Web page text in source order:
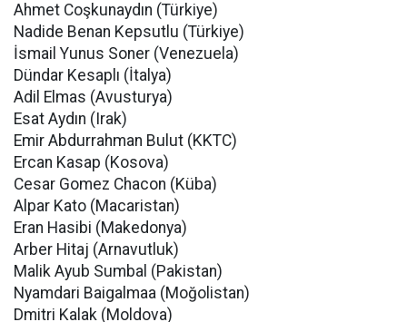
Ahmet Coşkunaydın (Türkiye)
Nadide Benan Kepsutlu (Türkiye)
İsmail Yunus Soner (Venezuela)
Dündar Kesaplı (İtalya)
Adil Elmas (Avusturya)
Esat Aydın (Irak)
Emir Abdurrahman Bulut (KKTC)
Ercan Kasap (Kosova)
Cesar Gomez Chacon (Küba)
Alpar Kato (Macaristan)
Eran Hasibi (Makedonya)
Arber Hitaj (Arnavutluk)
Malik Ayub Sumbal (Pakistan)
Nyamdari Baigalmaa (Moğolistan)
Dmitri Kalak (Moldova)